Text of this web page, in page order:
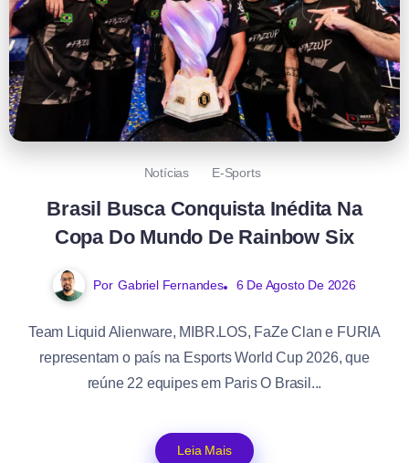
Notícias E-Sports
Brasil Busca Conquista Inédita Na
Copa Do Mundo De Rainbow Six
Por Gabriel Fernandes 6 De Agosto De 2026
Team Liquid Alienware, MIBR.LOS, FaZe Clan e FURIA
representam o país na Esports World Cup 2026, que
reúne 22 equipes em Paris O Brasil...
Leia Mais